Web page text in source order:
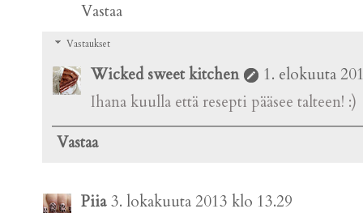
Vastaa
Vastaukset
Wicked sweet kitchen
1. elokuuta
Ihana kuulla että resepti pääsee talteen! :)
Vastaa
Piia 3. lokakuuta 2013 klo 13.29